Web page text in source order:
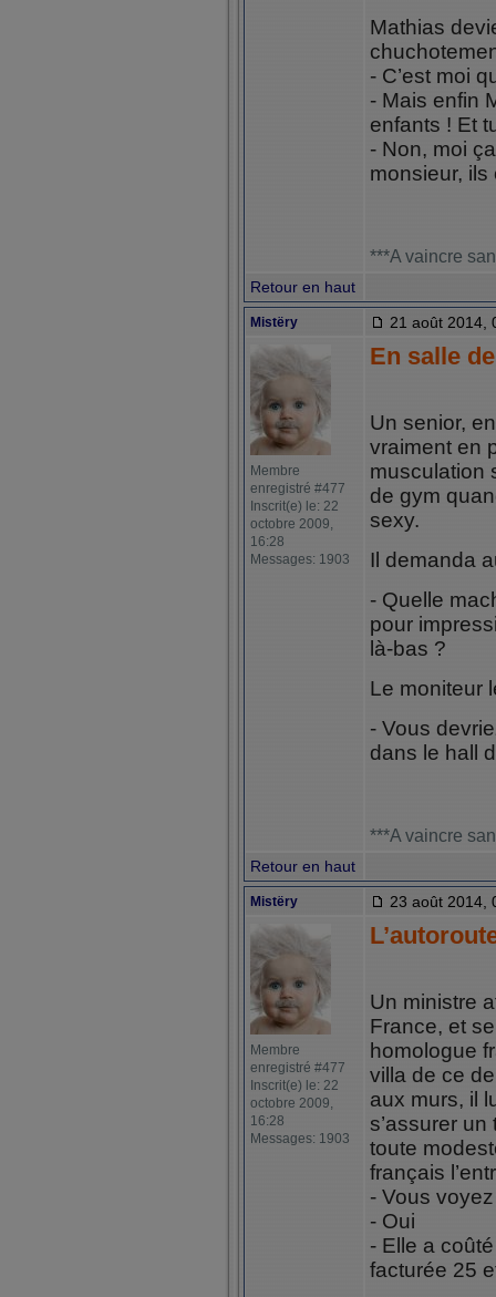
Mathias
- C’est moi
- Mais enfin
enfants ! Et
- Non, moi
monsieur,
***A vaincre
Retour en haut
Mistëry 21 août 2014,
Membre
enregistré #477
Inscrit(e) le: 22
octobre 2009,
16:28
Messages: 1903
En salle
Un senior,
vraiment en
musculation
de gym
sexy.
Il demanda
- Quelle
pour
là-bas ?
Le moniteur
- Vous
dans le hall
***A vaincre
Retour en haut
Mistëry 23 août 2014,
Membre
enregistré #477
Inscrit(e) le: 22
octobre 2009,
16:28
Messages: 1903
Un ministre
France, et
homologue
villa de ce
aux murs, il
s’assurer
toute
français
- Vous
- Oui
- Elle a
facturée 25